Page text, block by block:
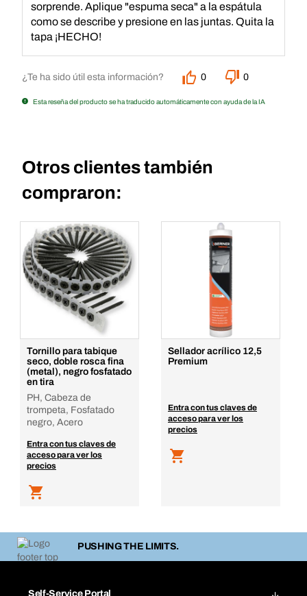
sorprende. Aplique "espuma seca" a la espátula
como se describe y presione en las juntas. Quita la
tapa ¡HECHO!
¿Te ha sido útil esta información? 0 0
Esta reseña del producto se ha traducido automáticamente con ayuda de la IA
Otros clientes también
compraron:
Tornillo para tabique
seco, doble rosca fina
(metal), negro fosfatado
en tira
PH, Cabeza de
trompeta, Fosfatado
negro, Acero
Entra con tus claves de
acceso para ver los
precios
Sellador acrílico 12,5
Premium
Entra con tus claves de
acceso para ver los
precios
PUSHING THE LIMITS.
Self-Service Portal